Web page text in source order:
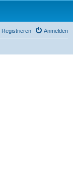
Anmelden
Registrieren